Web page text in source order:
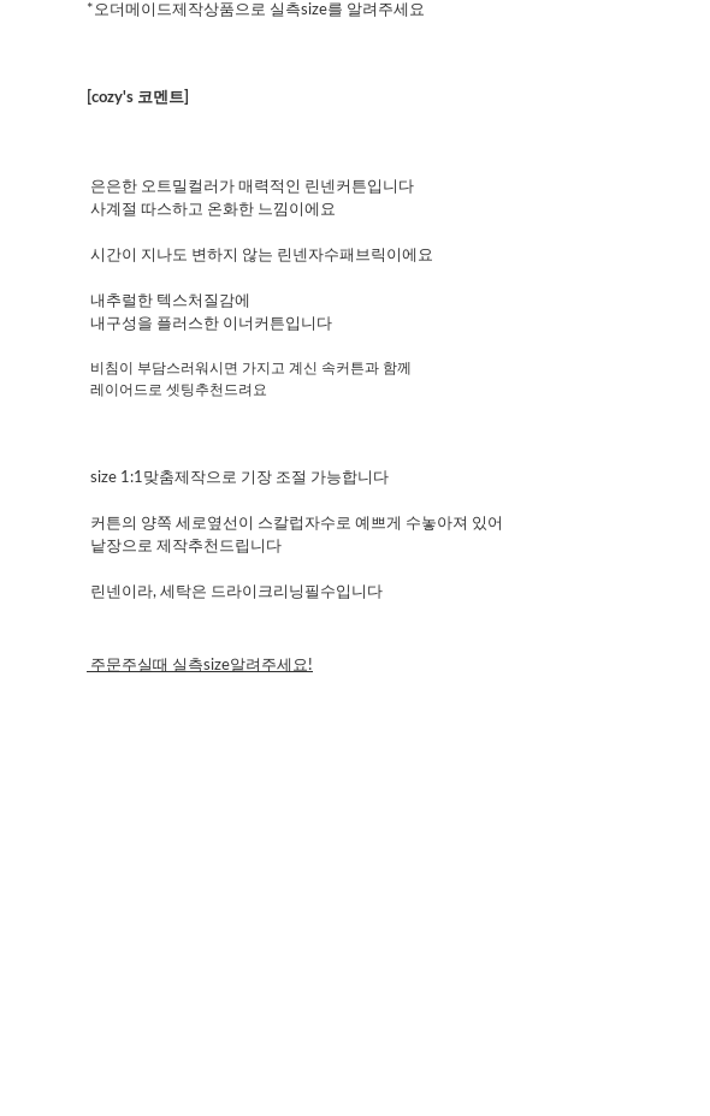
*오더메이드제작상품으로 실측size를 알려주세요
[cozy's 코멘트]
은은한 오트밀컬러가 매력적인 린넨커튼입니다
사계절 따스하고 온화한 느낌이에요
시간이 지나도 변하지 않는 린넨자수패브릭이에요
내추럴한 텍스처질감에
내구성을 플러스한 이너커튼입니다
비침이 부담스러워시면 가지고 계신 속커튼과 함께
레이어드로 셋팅추천드려요
size 1:1맞춤제작으로 기장 조절 가능합니다
커튼의 양쪽 세로옆선이 스칼럽자수로 예쁘게 수놓아져 있어
낱장으로 제작추천드립니다
린넨이라, 세탁은 드라이크리닝필수입니다
주문주실때 실측size알려주세요!